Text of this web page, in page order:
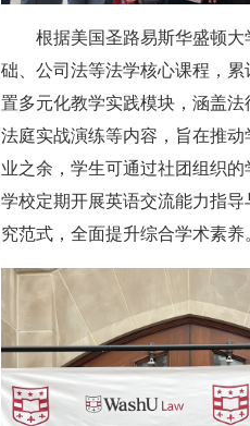
根据美国圣路易斯华盛顿
础、公司法等法学核心课程，
置多元化教学实践模块，涵盖
法庭实战演练等内容，旨在推
业之余，学生可通过社团组织
学校定期开展英语交流能力指
究范式，全面提升综合学术素养